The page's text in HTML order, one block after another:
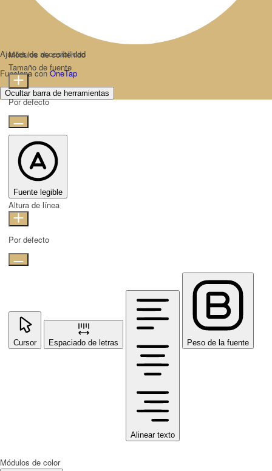
Ajustes de accesibilidad
Funciona con OneTap
Ocultar barra de herramientas
Módulos de contenido
Tamaño de fuente
Por defecto
Fuente legible
Altura de línea
Por defecto
Cursor Espaciado de letras
Alinear texto
Peso de la fuente
Módulos de color